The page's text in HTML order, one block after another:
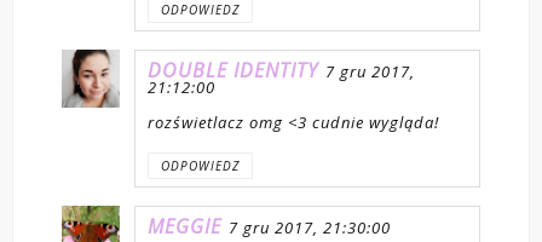
ODPOWIEDZ
DOUBLE IDENTITY 7 gru 2017,
21:12:00
rozświetlacz omg <3 cudnie wygląda!
ODPOWIEDZ
MEGGIE 7 gru 2017, 21:30:00